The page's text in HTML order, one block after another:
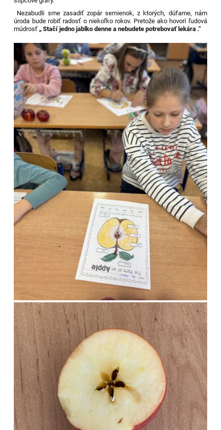
Nezabudli sme zasadiť zopár semienok, z ktorých, dúfame, nám
úroda bude robiť radosť o niekoľko rokov. Pretože ako hovorí ľudová
múdrosť „ Stačí jedno jablko denne a nebudete potrebovať lekára .“